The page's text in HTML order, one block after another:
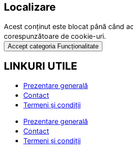
Localizare
Acest conținut este blocat până când
corespunzătoare de cookie-uri.
Accept categoria Funcționalitate
LINKURI UTILE
Prezentare generală
Contact
Termeni și condiții
Prezentare generală
Contact
Termeni și condiții